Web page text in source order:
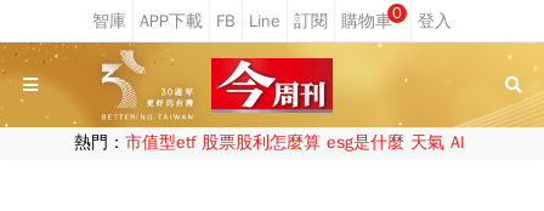
0
熱門： 市值型etf 股票股利怎麼算 esg是什麼 天氣 AI